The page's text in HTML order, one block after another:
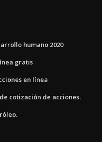
humano 2020
gratis
en línea
cotización de acciones.